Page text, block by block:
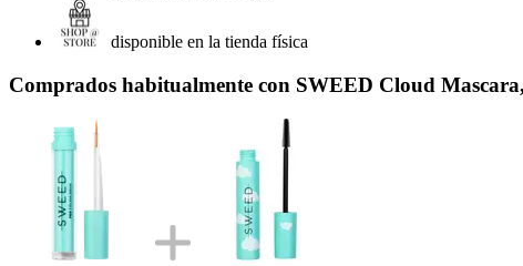
disponible en la tienda física
Comprados habitualmente con SWEED Cloud